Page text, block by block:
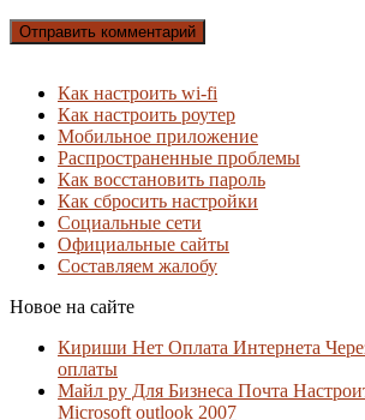
Как настроить wi-fi
Как настроить роутер
Мобильное приложение
Распространенные проблемы
Как восстановить пароль
Как сбросить настройки
Социальные сети
Официальные сайты
Составляем жалобу
Новое на сайте
Кириши Нет Оплата Интернета
оплаты
Майл ру Для Бизнеса Почта
Microsoft outlook 2007